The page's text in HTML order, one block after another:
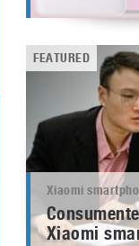
FEATURED
Xiaomi
Xiaomi